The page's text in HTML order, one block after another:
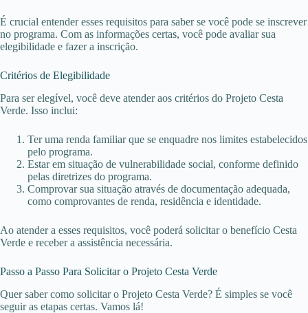
É crucial entender esses requisitos para saber se você pode se inscrever
no programa. Com as informações certas, você pode avaliar sua
elegibilidade e fazer a inscrição.
Critérios de Elegibilidade
Para ser elegível, você deve atender aos critérios do Projeto Cesta
Verde. Isso inclui:
Ter uma renda familiar que se enquadre nos limites estabelecidos
pelo programa.
Estar em situação de vulnerabilidade social, conforme definido
pelas diretrizes do programa.
Comprovar sua situação através de documentação adequada,
como comprovantes de renda, residência e identidade.
Ao atender a esses requisitos, você poderá solicitar o benefício Cesta
Verde e receber a assistência necessária.
Passo a Passo Para Solicitar o Projeto Cesta Verde
Quer saber como solicitar o Projeto Cesta Verde? É simples se você
seguir as etapas certas. Vamos lá!